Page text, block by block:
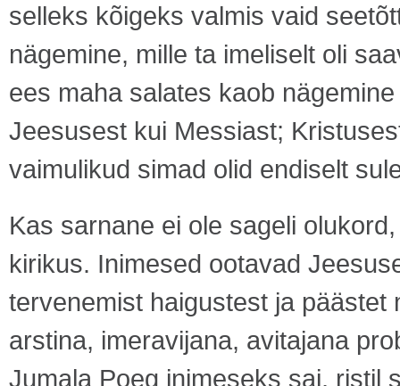
selleks kõigeks valmis vaid
nägemine, mille ta imeliselt oli
ees maha salates kaob
Jeesusest kui Messiast;
vaimulikud simad olid endiselt
Kas sarnane ei ole sageli
kirikus. Inimesed ootavad
tervenemist haigustest ja
arstina, imeravijana, avitajana
Jumala Poeg inimeseks sai, ristil